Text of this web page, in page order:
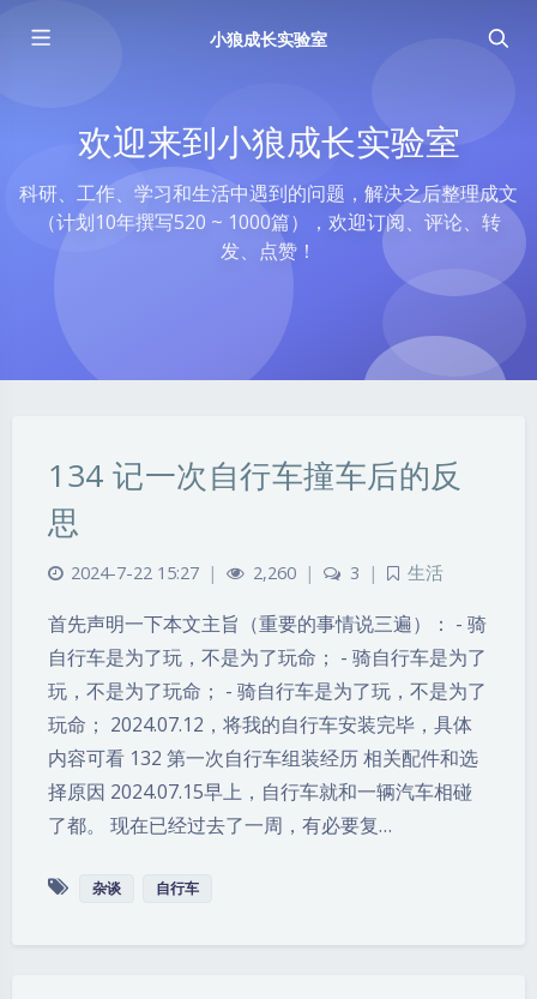
小狼成长实验室
欢迎来到小狼成长实验室
科研、工作、学习和生活中遇到的问题，解决之后整理成文
（计划10年撰写520 ~ 1000篇），欢迎订阅、评论、转
发、点赞！
134 记一次自行车撞车后的反
思
2024-7-22 15:27 | 2,260 | 3 | 生活
首先声明一下本文主旨（重要的事情说三遍）： - 骑
自行车是为了玩，不是为了玩命； - 骑自行车是为了
玩，不是为了玩命； - 骑自行车是为了玩，不是为了
玩命； 2024.07.12，将我的自行车安装完毕，具体
内容可看 132 第一次自行车组装经历 相关配件和选
择原因 2024.07.15早上，自行车就和一辆汽车相碰
了都。 现在已经过去了一周，有必要复…
杂谈 自行车